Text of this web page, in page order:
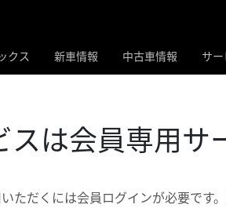
クス 新車情報 中古車情報 サ
スは会員専用サ
ただくには会員ログインが必要です